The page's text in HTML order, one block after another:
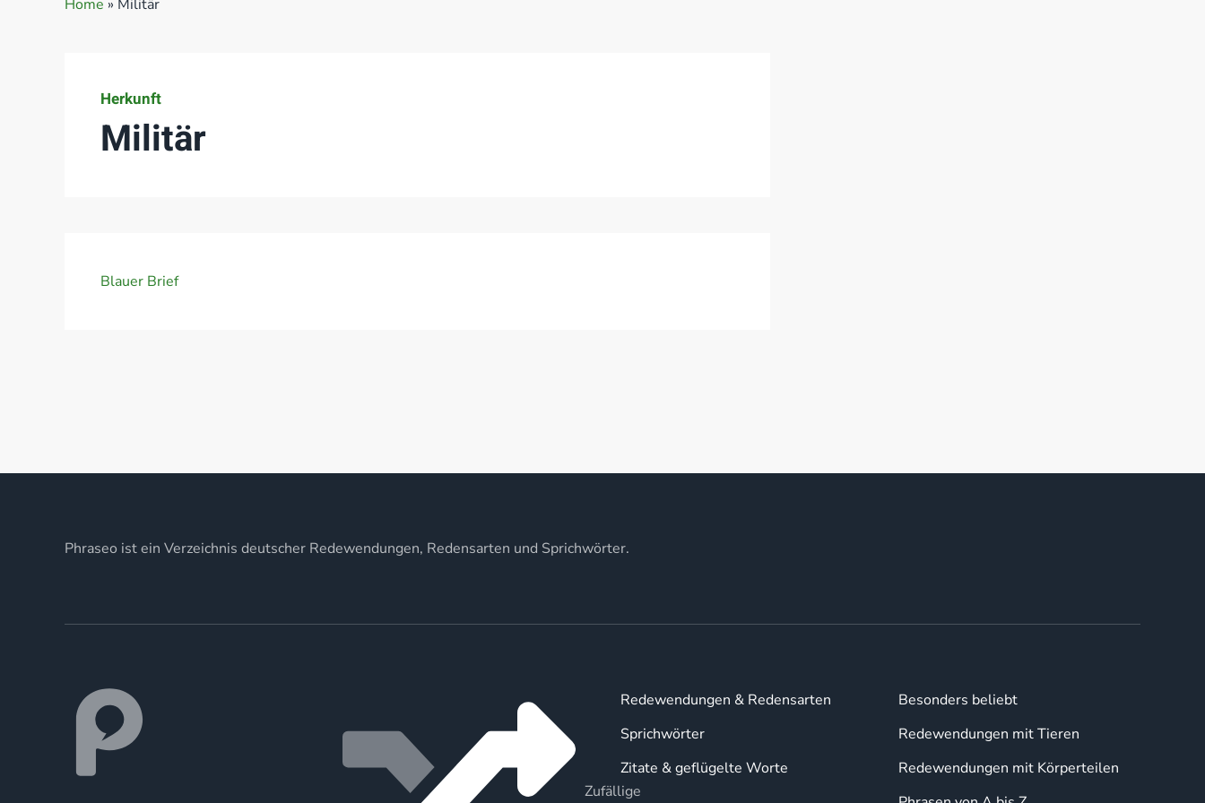
Home » Militär
Herkunft
Militär
Blauer Brief
Phraseo ist ein Verzeichnis deutscher Redewendungen, Redensarten und Sprichwörter.
Zufällige
Redewendungen & Redensarten
Sprichwörter
Zitate & geflügelte Worte
Besonders beliebt
Redewendungen mit Tieren
Redewendungen mit Körperteilen